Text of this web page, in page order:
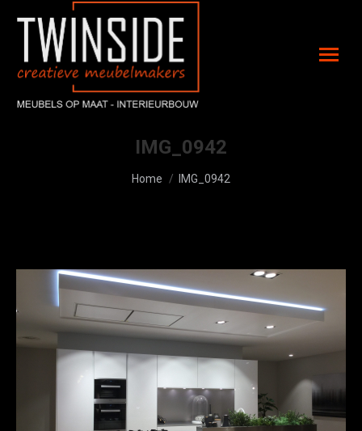
IMG_0942
Je bent hier:
Home IMG_0942